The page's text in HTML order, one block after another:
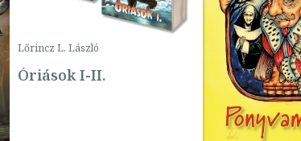
Lőrincz L. László
Óriások I-II.